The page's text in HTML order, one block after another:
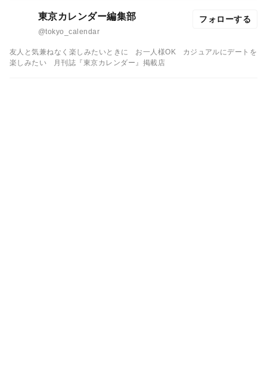
東京カレンダー編集部
@tokyo_calendar
フォローする
友人と気兼ねなく楽しみたいときに お一人様OK
カジュアルにデートを
楽しみたい
月刊誌『東京カレンダー』掲載店